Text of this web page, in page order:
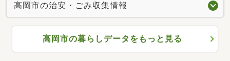
高岡市の治安・ごみ収集情報
高岡市の暮らしデータをもっと見る